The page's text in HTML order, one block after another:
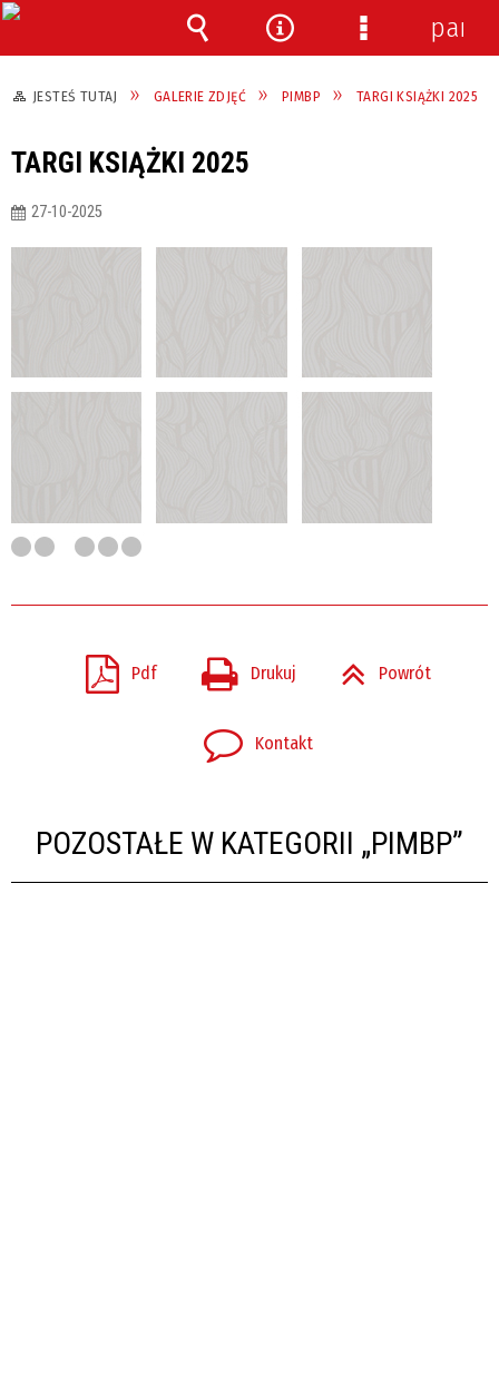
JESTEŚ TUTAJ GALERIE ZDJĘĆ PIMBP TARGI KSIĄŻKI 2025
TARGI KSIĄŻKI 2025
27-10-2025
Pdf Drukuj Powrót
Kontakt
POZOSTAŁE W KATEGORII „PIMBP”
Wyszukiwarka
NarzędziaMenu
szczegółowe
panel